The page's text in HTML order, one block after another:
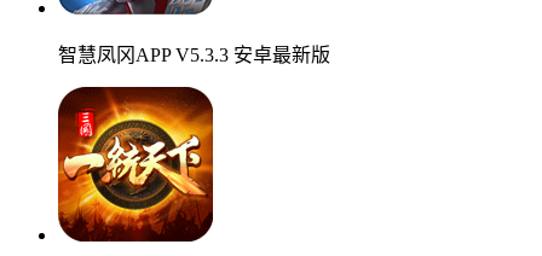
智慧凤冈APP V5.3.3 安卓最新版